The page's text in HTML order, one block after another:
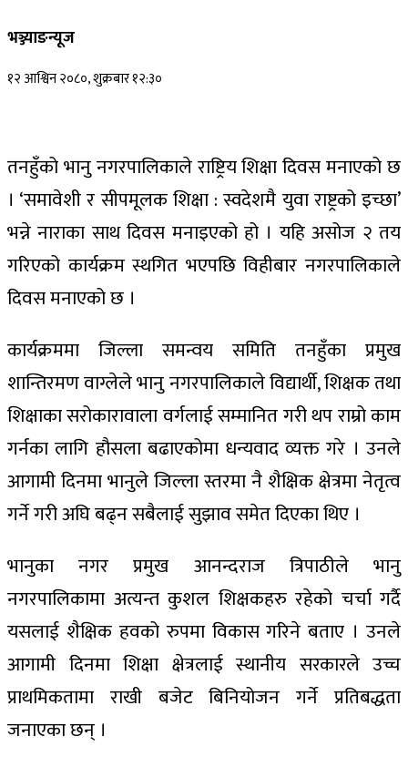
भञ्ज्याङन्यूज
१२ आश्विन २०८०, शुक्रबार १२:३०
तनहुँको भानु नगरपालिकाले राष्ट्रिय शिक्षा दिवस मनाएको छ
। ‘समावेशी र सीपमूलक शिक्षा : स्वदेशमै युवा राष्ट्रको इच्छा’
भन्ने नाराका साथ दिवस मनाइएको हो । यहि असोज २ तय
गरिएको कार्यक्रम स्थगित भएपछि विहीबार नगरपालिकाले
दिवस मनाएको छ ।
कार्यक्रममा जिल्ला समन्वय समिति तनहुँका प्रमुख
शान्तिरमण वाग्लेले भानु नगरपालिकाले विद्यार्थी, शिक्षक तथा
शिक्षाका सरोकारावाला वर्गलाई सम्मानित गरी थप राम्रो काम
गर्नका लागि हौसला बढाएकोमा धन्यवाद व्यक्त गरे । उनले
आगामी दिनमा भानुले जिल्ला स्तरमा नै शैक्षिक क्षेत्रमा नेतृत्व
गर्ने गरी अघि बढ्न सबैलाई सुझाव समेत दिएका थिए ।
भानुका नगर प्रमुख आनन्दराज त्रिपाठीले भानु
नगरपालिकामा अत्यन्त कुशल शिक्षकहरु रहेको चर्चा गर्दै
यसलाई शैक्षिक हवको रुपमा विकास गरिने बताए । उनले
आगामी दिनमा शिक्षा क्षेत्रलाई स्थानीय सरकारले उच्च
प्राथमिकतामा राखी बजेट बिनियोजन गर्ने प्रतिबद्धता
जनाएका छन् ।